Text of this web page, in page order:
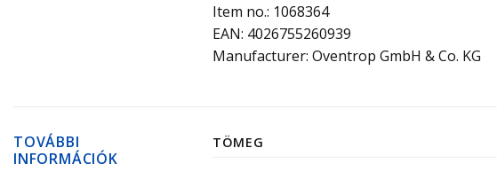
Item no.: 1068364
EAN: 4026755260939
Manufacturer: Oventrop GmbH & Co. KG
TOVÁBBI
INFORMÁCIÓK
TÖMEG